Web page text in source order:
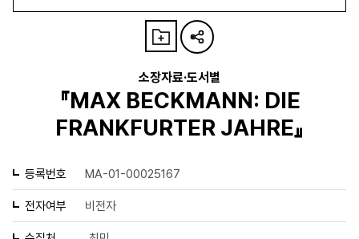
소장자료·도서별
『MAX BECKMANN: DIE
FRANKFURTER JAHRE』
등록번호 MA-01-00025167
전자여부 비전자